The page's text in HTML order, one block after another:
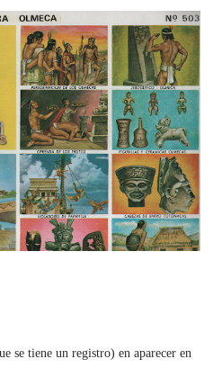
se tiene un registro) en aparecer en